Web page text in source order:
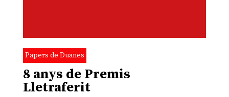
Papers de Duanes
8 anys de Premis
Lletraferit